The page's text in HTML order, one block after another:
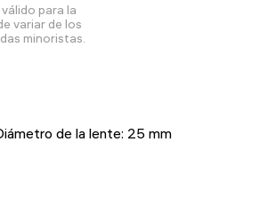
para la
variar de los
minoristas.
de la lente: 25 mm